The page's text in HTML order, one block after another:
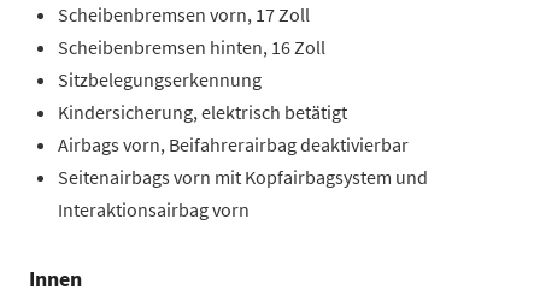
Scheibenbremsen vorn, 17 Zoll
Scheibenbremsen hinten, 16 Zoll
Sitzbelegungserkennung
Kindersicherung, elektrisch betätigt
Airbags vorn, Beifahrerairbag deaktivierbar
Seitenairbags vorn mit Kopfairbagsystem und
Interaktionsairbag vorn
Innen